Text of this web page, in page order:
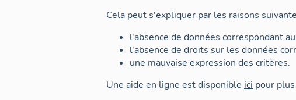
Cela peut s'expliquer par les raisons
l'absence de données correspondant
l'absence de droits sur les données
une mauvaise expression des critères.
Une aide en ligne est disponible ici pour